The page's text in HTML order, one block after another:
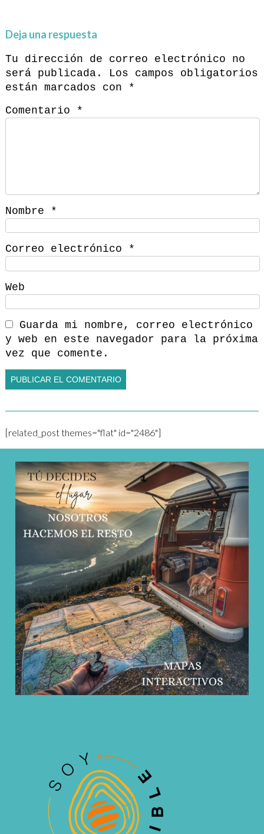
Deja una respuesta
Tu dirección de correo electrónico no
será publicada.
Los campos obligatorios
están marcados con
*
Comentario
*
Nombre *
Correo electrónico *
Web
Guarda mi nombre, correo electrónico
y web en este navegador para la próxima
vez que comente.
[related_post themes="flat" id="2486"]